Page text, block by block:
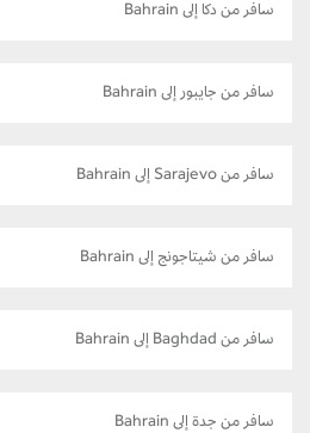
سافر من دكا إلى Bahrain
سافر من جايبور إلى Bahrain
سافر من Sarajevo إلى Bahrain
سافر من شيتاجونج إلى Bahrain
سافر من Baghdad إلى Bahrain
سافر من جدة إلى Bahrain